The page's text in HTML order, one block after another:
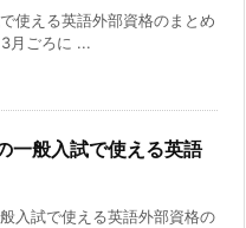
使える英語外部資格のまとめ
月ごろに ...
一般入試で使える英語
入試で使える英語外部資格の